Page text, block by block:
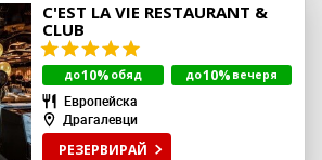
C'EST LA VIE RESTAURANT &
CLUB
до10% обяд до10% вечеря
Европейска
Драгалевци
РЕЗЕРВИРАЙ